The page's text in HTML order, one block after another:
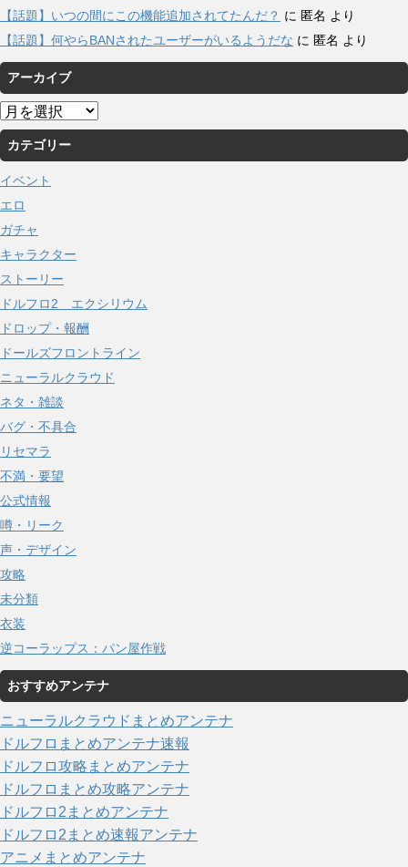
【話題】いつの間にこの機能追加されてたんだ？ に 匿名 より
【話題】何やらBANされたユーザーがいるようだな に 匿名 より
アーカイブ
ア
ー
カ
イ
ブ
カテゴリー
イベント
エロ
ガチャ
キャラクター
ストーリー
ドルフロ2 エクシリウム
ドロップ・報酬
ドールズフロントライン
ニューラルクラウド
ネタ・雑談
バグ・不具合
リセマラ
不満・要望
公式情報
噂・リーク
声・デザイン
攻略
未分類
衣装
逆コーラップス：パン屋作戦
おすすめアンテナ
ニューラルクラウドまとめアンテナ
ドルフロまとめアンテナ速報
ドルフロ攻略まとめアンテナ
ドルフロまとめ攻略アンテナ
ドルフロ2まとめアンテナ
ドルフロ2まとめ速報アンテナ
アニメまとめアンテナ